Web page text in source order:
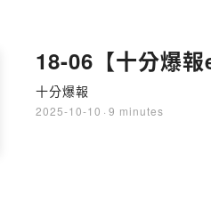
18-06【十分爆
十分爆報
2025-10-10 · 9 minutes